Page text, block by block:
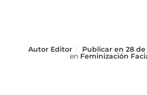
AutorEditor Publicar en 28
en Feminización